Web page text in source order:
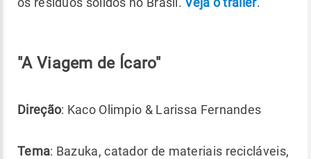
"A Viagem de Ícaro"
Direção: Kaco Olimpio & Larissa Fernandes
Tema: Bazuka, catador de materiais recicláveis,